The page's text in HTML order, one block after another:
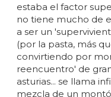
querrías enfrentarte
confirmado: la
mantiene una
supermodelo
cual la vimos en un
boca y haciendo el
pensaba que era
grande... ¡vivan las